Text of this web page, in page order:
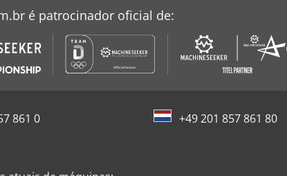
é patrocinador oficial de:
861 0
+49 201 857 861 80